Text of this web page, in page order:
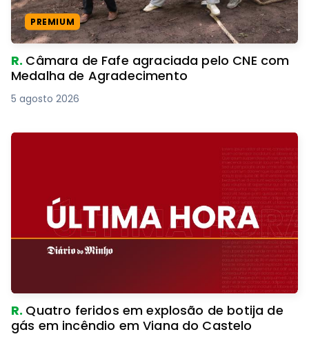
PREMIUM
R. Câmara de Fafe agraciada pelo CNE com
Medalha de Agradecimento
5 agosto 2026
R. Quatro feridos em explosão de botija de
gás em incêndio em Viana do Castelo